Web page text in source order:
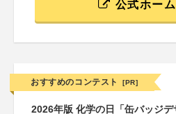
公式ホー
おすすめのコンテスト [PR]
2026年版 化学の日「缶バッジ